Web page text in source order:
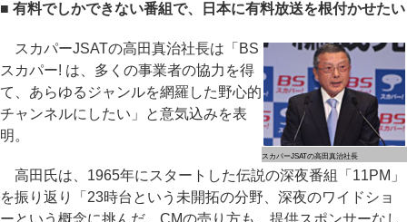
■ 有料でしかできない番組で、日本に有料放送を根付かせたい
スカパーJSATの高田真治社長
スカパーJSATの高田真治社長は「BS
スカパー! は、多くの事業者の協力を得
て、あらゆるジャンルを網羅した野心的
チャンネルにしたい」と意気込みを表
明。
高田氏は、1965年にスタートした伝説の深夜番組「11PM」
を振り返り「23時台という未開拓の分野、深夜のワイドショ
ーという概念に挑んだ。CMの売り方も、提供スポンサーなし